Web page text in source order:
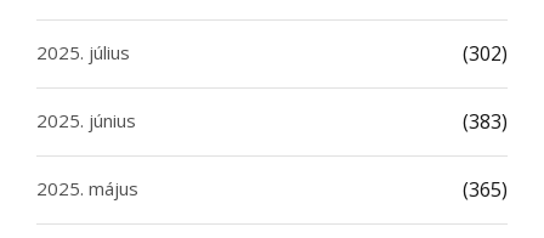
2025. július (302)
2025. június (383)
2025. május (365)